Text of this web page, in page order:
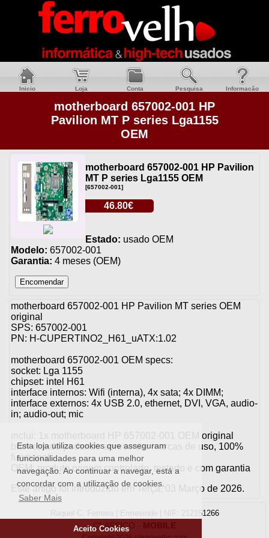
Esta loja utiliza cookies que asseguram
funcionalidades para uma melhor
navegação. Ao continuar a navegar, está a
concordar com a utilização de cookies.
Saber Mais
Aceito Cookies
Inicio Loja Conta Pesquisa Informacão
motherboard 657002-001 HP
Pavilion MT P series Lga1155
OEM
motherboard 657002-001 HP Pavilion
MT P series Lga1155 OEM
[657002-001]
46.80€
Estado: usado OEM
Modelo: 657002-001
Garantia: 4 meses (OEM)
motherboard 657002-001 HP Pavilion MT series OEM
original
SPS: 657002-001
PN: H-CUPERTINO2_H61_uATX:1.02
motherboard 657002-001 OEM specs:
socket: Lga 1155
chipset: intel H61
interface internos: Wifi (interna), 4x sata; 4x DIMM;
interface externos: 4x USB 2.0, ethernet, DVI, VGA, audio-
in; audio-out; mic
inclui: 1x motherboard HP 657002-001 OEM original
bom estado podendo apresentar marcas de uso, 100%
funcional
OEM: produto origem controlado, testado e com garantia
Este artigo foi introduzido em Terça, 03 Março de 2026.
Raquel C. Ferreira | Ermesinde | NIF: 212151266
CLASSICO - MOBILE